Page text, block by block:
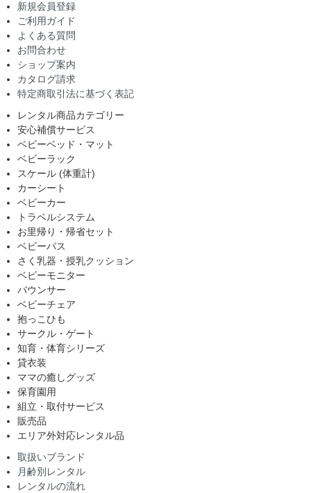
新規会員登録
ご利用ガイド
よくある質問
お問合わせ
ショップ案内
カタログ請求
特定商取引法に基づく表記
レンタル商品カテゴリー
安心補償サービス
ベビーベッド・マット
ベビーラック
スケール (体重計)
カーシート
ベビーカー
トラベルシステム
お里帰り・帰省セット
ベビーバス
さく乳器・授乳クッション
ベビーモニター
バウンサー
ベビーチェア
抱っこひも
サークル・ゲート
知育・体育シリーズ
貸衣装
ママの癒しグッズ
保育園用
組立・取付サービス
販売品
エリア外対応レンタル品
取扱いブランド
月齢別レンタル
レンタルの流れ